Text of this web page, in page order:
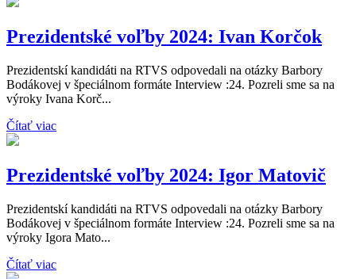
Prezidentské voľby 2024: Ivan Korčok
Prezidentskí kandidáti na RTVS odpovedali na otázky Barbory
Bodákovej v špeciálnom formáte Interview :24. Pozreli sme sa na
výroky Ivana Korč...
Čítať viac
Prezidentské voľby 2024: Igor Matovič
Prezidentskí kandidáti na RTVS odpovedali na otázky Barbory
Bodákovej v špeciálnom formáte Interview :24. Pozreli sme sa na
výroky Igora Mato...
Čítať viac